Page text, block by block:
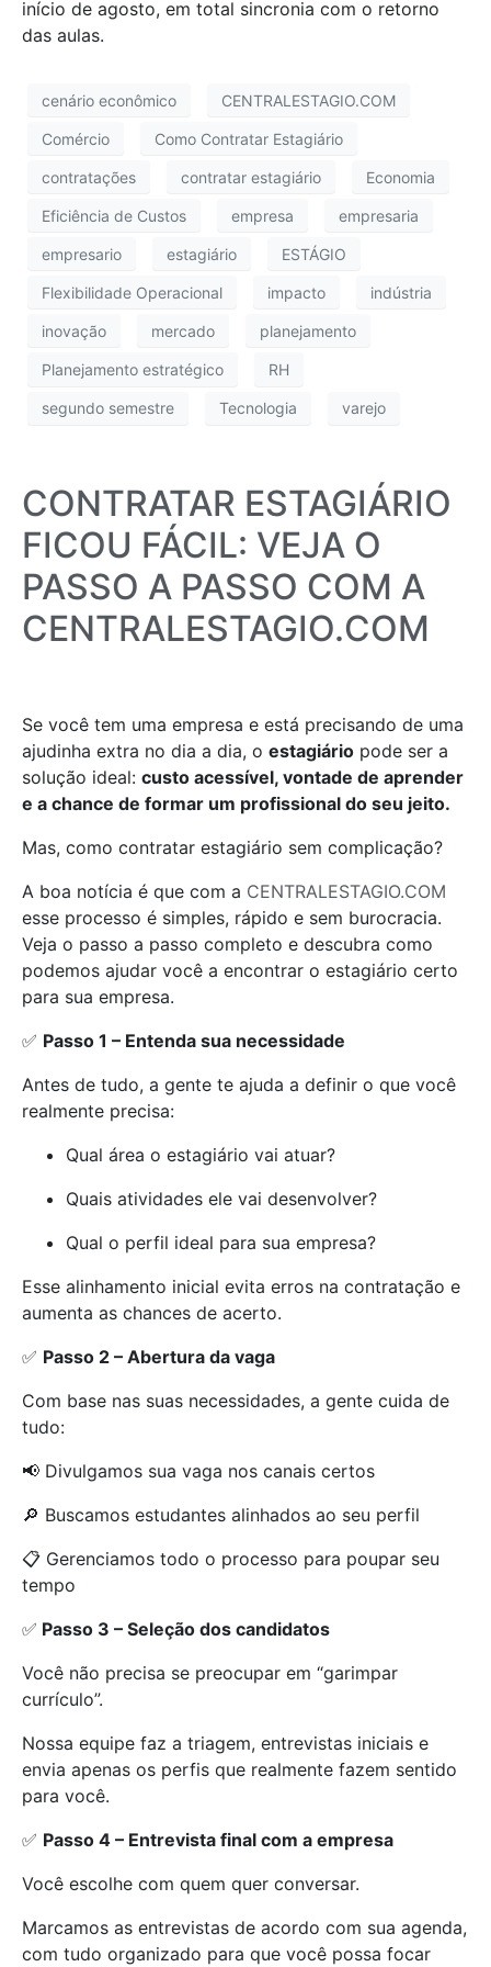
início de agosto, em total sincronia com o retorno
das aulas.
cenário econômico CENTRALESTAGIO.COM
Comércio Como Contratar Estagiário
contratações contratar estagiário Economia
Eficiência de Custos empresa empresaria
empresario estagiário ESTÁGIO
Flexibilidade Operacional impacto indústria
inovação mercado planejamento
Planejamento estratégico RH
segundo semestre Tecnologia varejo
CONTRATAR ESTAGIÁRIO
FICOU FÁCIL: VEJA O
PASSO A PASSO COM A
CENTRALESTAGIO.COM
Se você tem uma empresa e está precisando de uma
ajudinha extra no dia a dia, o estagiário pode ser a
solução ideal: custo acessível, vontade de aprender
e a chance de formar um profissional do seu jeito.
Mas, como contratar estagiário sem complicação?
A boa notícia é que com a CENTRALESTAGIO.COM
esse processo é simples, rápido e sem burocracia.
Veja o passo a passo completo e descubra como
podemos ajudar você a encontrar o estagiário certo
para sua empresa.
✅ Passo 1 – Entenda sua necessidade
Antes de tudo, a gente te ajuda a definir o que você
realmente precisa:
Qual área o estagiário vai atuar?
Quais atividades ele vai desenvolver?
Qual o perfil ideal para sua empresa?
Esse alinhamento inicial evita erros na contratação e
aumenta as chances de acerto.
✅ Passo 2 – Abertura da vaga
Com base nas suas necessidades, a gente cuida de
tudo:
📢 Divulgamos sua vaga nos canais certos
🔎 Buscamos estudantes alinhados ao seu perfil
📋 Gerenciamos todo o processo para poupar seu
tempo
✅ Passo 3 – Seleção dos candidatos
Você não precisa se preocupar em “garimpar
currículo”.
Nossa equipe faz a triagem, entrevistas iniciais e
envia apenas os perfis que realmente fazem sentido
para você.
✅ Passo 4 – Entrevista final com a empresa
Você escolhe com quem quer conversar.
Marcamos as entrevistas de acordo com sua agenda,
com tudo organizado para que você possa focar